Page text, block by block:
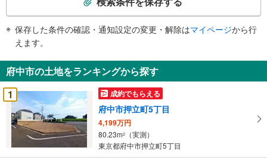
知
を
受
け
取
る
保存した条件の確認・通知設定の変更・解除はマイページから行
えます。
府中市の土地をランキングから探す
1
成約でもらえる
府中市押立町5丁目
4,199万円
80.23m2
（実測）
東京都府中市押立町5丁目